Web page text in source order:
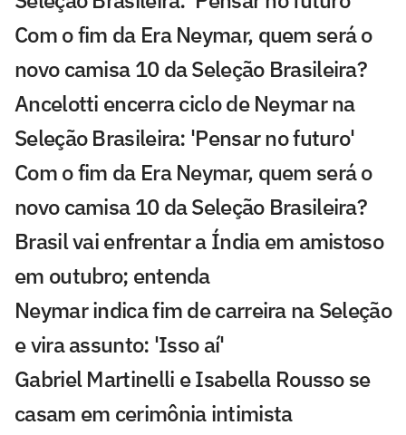
Com o fim da Era Neymar, quem será o
novo camisa 10 da Seleção Brasileira?
Ancelotti encerra ciclo de Neymar na
Seleção Brasileira: 'Pensar no futuro'
Com o fim da Era Neymar, quem será o
novo camisa 10 da Seleção Brasileira?
Brasil vai enfrentar a Índia em amistoso
em outubro; entenda
Neymar indica fim de carreira na Seleção
e vira assunto: 'Isso aí'
Gabriel Martinelli e Isabella Rousso se
casam em cerimônia intimista